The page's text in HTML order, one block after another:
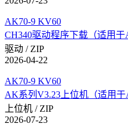
AK70-9 KV60
CH340驱动程序下载（适用于
驱动 / ZIP
2026-04-22
AK70-9 KV60
AK系列V3.23上位机（适用
上位机 / ZIP
2026-07-23